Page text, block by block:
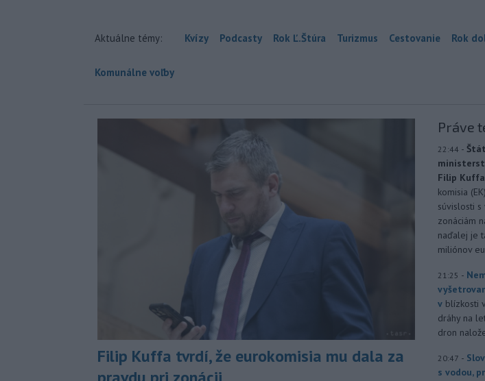
Aktuálne témy: Kvízy Podcasty Rok Ľ.Štúra Turizmus Cestovanie Rok
Komunálne voľby
Filip Kuffa tvrdí, že eurokomisia mu dala za
Práve
22:44 -
Filip
komisia
súvislosti
zonáciám
naďalej je
miliónov
21:25 -
v blízkosti
dráhy na
dron
20:47 -
s vodou,